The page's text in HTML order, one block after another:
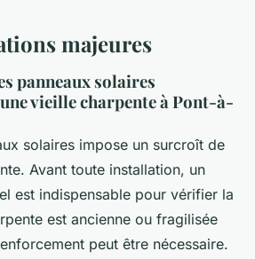
majeures
panneaux solaires
vieille charpente à Pont-à-
solaires impose un surcroît de
Avant toute installation, un
est indispensable pour vérifier la
est ancienne ou fragilisée
peut être nécessaire.